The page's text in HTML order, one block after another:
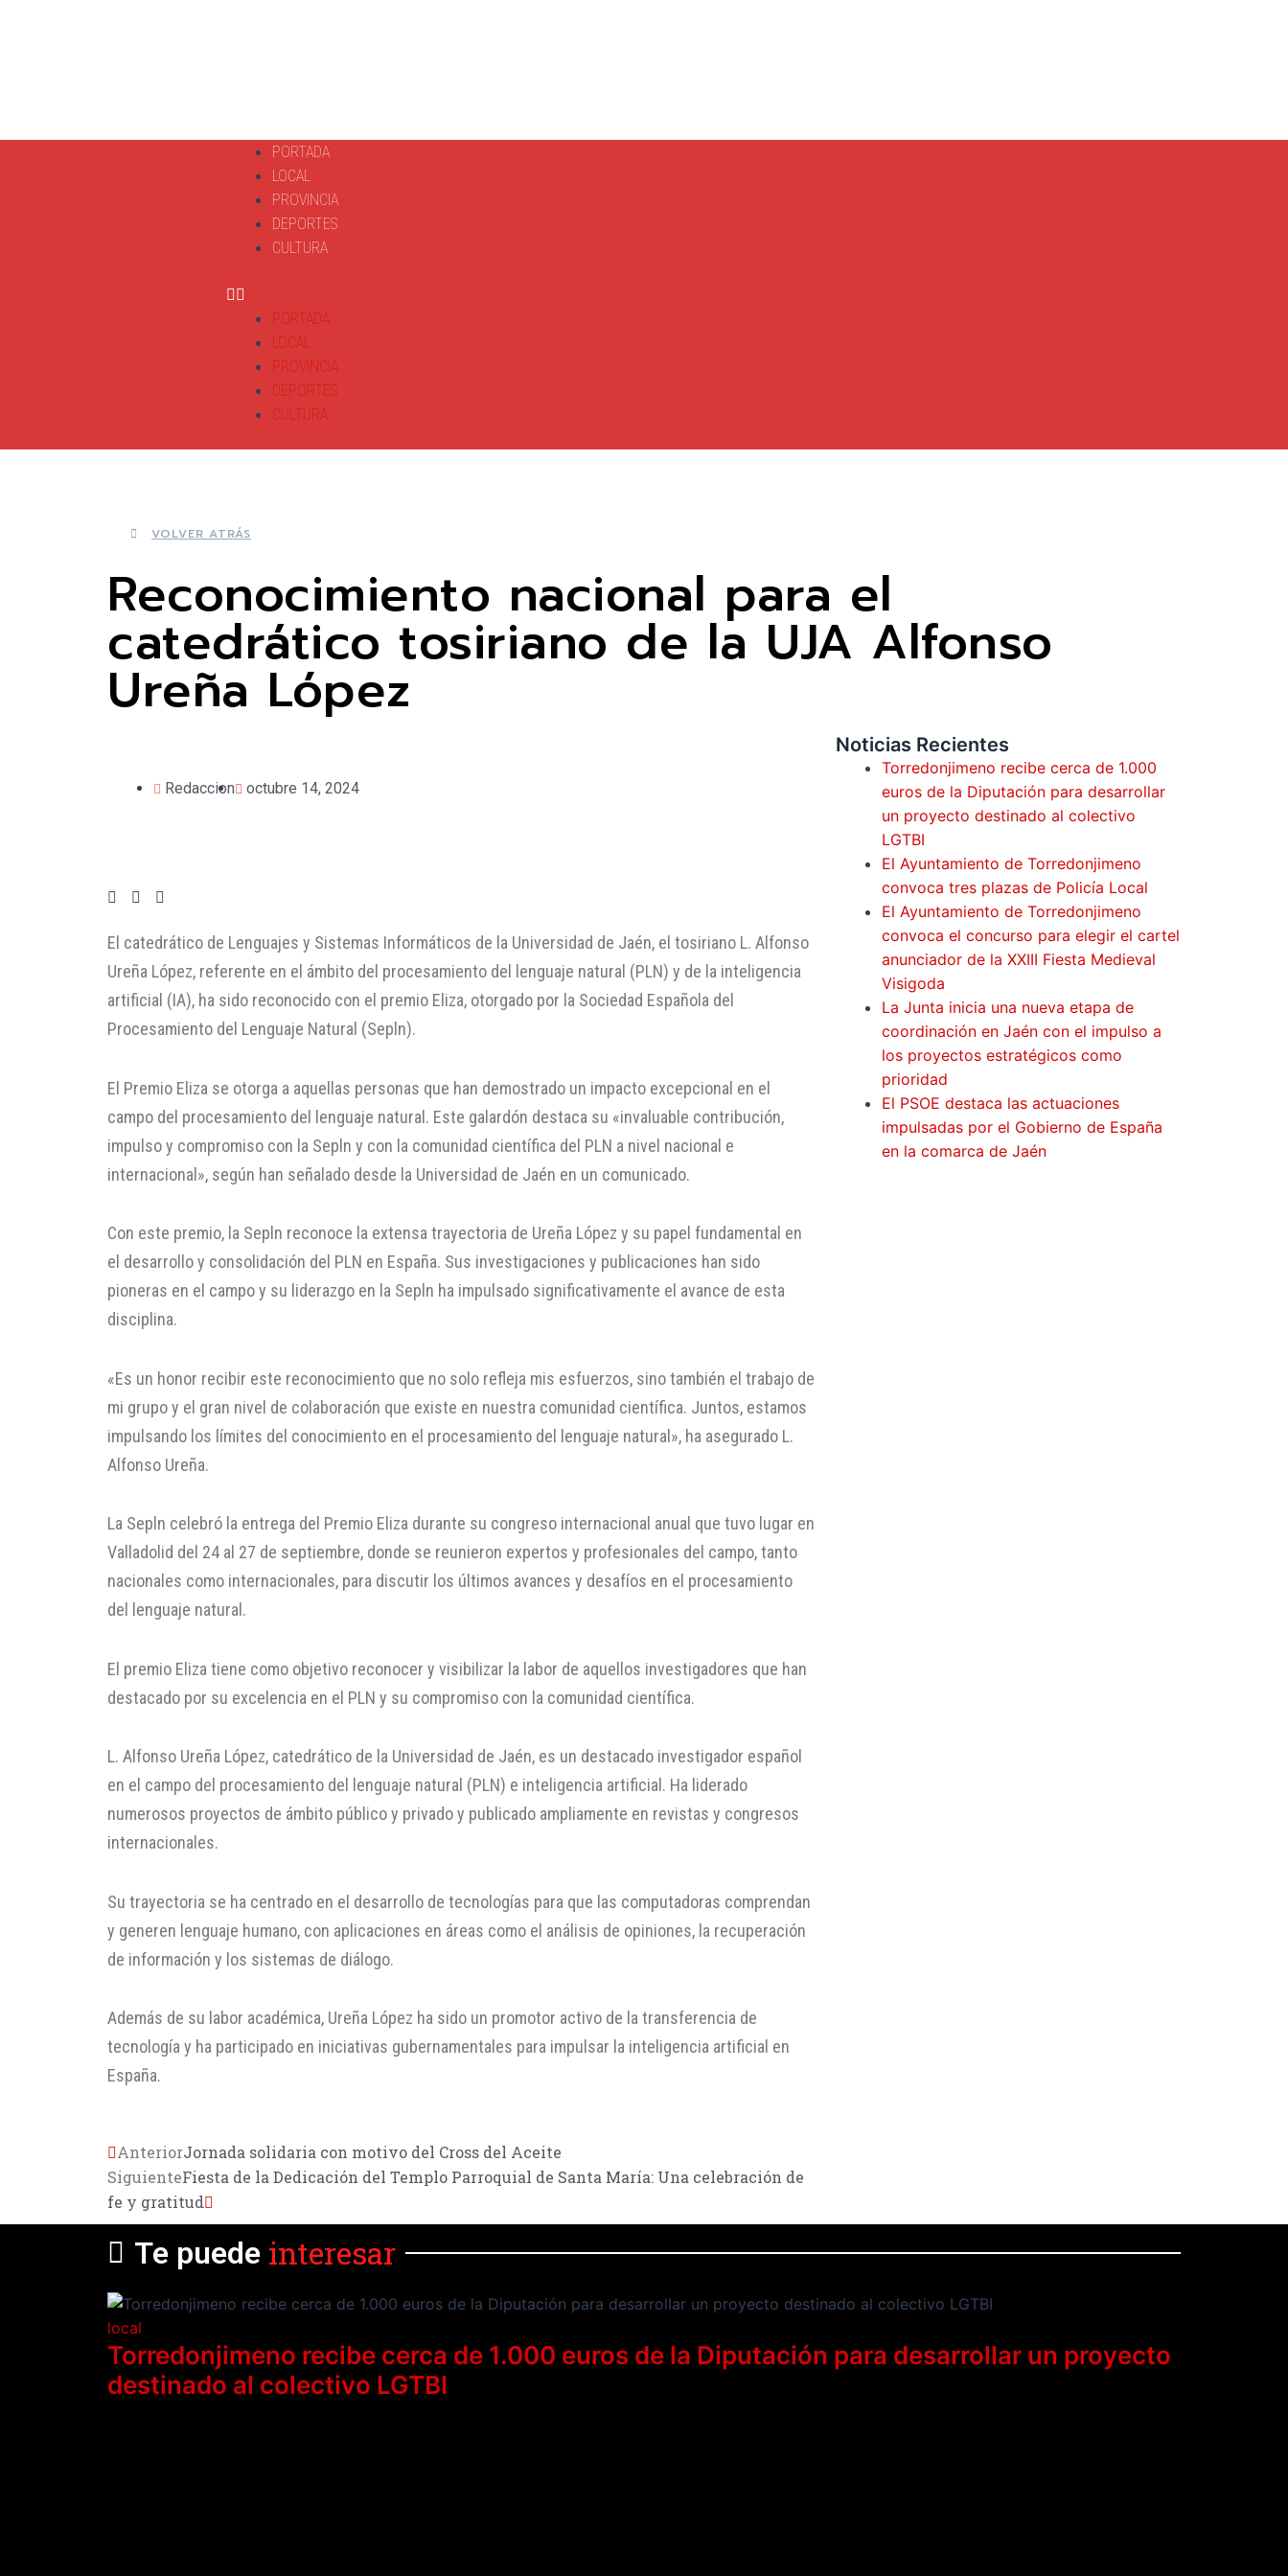
PORTADA
LOCAL
PROVINCIA
DEPORTES
CULTURA
PORTADA
LOCAL
PROVINCIA
DEPORTES
CULTURA
VOLVER ATRÁS
Reconocimiento nacional para el
catedrático tosiriano de la UJA Alfonso
Ureña López
Redaccion octubre 14, 2024
El catedrático de Lenguajes y Sistemas Informáticos de la Universidad de Jaén, el tosiriano L. Alfonso
Ureña López, referente en el ámbito del procesamiento del lenguaje natural (PLN) y de la inteligencia
artificial (IA), ha sido reconocido con el premio Eliza, otorgado por la Sociedad Española del
Procesamiento del Lenguaje Natural (Sepln).
El Premio Eliza se otorga a aquellas personas que han demostrado un impacto excepcional en el
campo del procesamiento del lenguaje natural. Este galardón destaca su «invaluable contribución,
impulso y compromiso con la Sepln y con la comunidad científica del PLN a nivel nacional e
internacional», según han señalado desde la Universidad de Jaén en un comunicado.
Con este premio, la Sepln reconoce la extensa trayectoria de Ureña López y su papel fundamental en
el desarrollo y consolidación del PLN en España. Sus investigaciones y publicaciones han sido
pioneras en el campo y su liderazgo en la Sepln ha impulsado significativamente el avance de esta
disciplina.
«Es un honor recibir este reconocimiento que no solo refleja mis esfuerzos, sino también el trabajo de
mi grupo y el gran nivel de colaboración que existe en nuestra comunidad científica. Juntos, estamos
impulsando los límites del conocimiento en el procesamiento del lenguaje natural», ha asegurado L.
Alfonso Ureña.
La Sepln celebró la entrega del Premio Eliza durante su congreso internacional anual que tuvo lugar en
Valladolid del 24 al 27 de septiembre, donde se reunieron expertos y profesionales del campo, tanto
nacionales como internacionales, para discutir los últimos avances y desafíos en el procesamiento
del lenguaje natural.
El premio Eliza tiene como objetivo reconocer y visibilizar la labor de aquellos investigadores que han
destacado por su excelencia en el PLN y su compromiso con la comunidad científica.
L. Alfonso Ureña López, catedrático de la Universidad de Jaén, es un destacado investigador español
en el campo del procesamiento del lenguaje natural (PLN) e inteligencia artificial. Ha liderado
numerosos proyectos de ámbito público y privado y publicado ampliamente en revistas y congresos
internacionales.
Su trayectoria se ha centrado en el desarrollo de tecnologías para que las computadoras comprendan
y generen lenguaje humano, con aplicaciones en áreas como el análisis de opiniones, la recuperación
de información y los sistemas de diálogo.
Además de su labor académica, Ureña López ha sido un promotor activo de la transferencia de
tecnología y ha participado en iniciativas gubernamentales para impulsar la inteligencia artificial en
España.
AnteriorJornada solidaria con motivo del Cross del Aceite
SiguienteFiesta de la Dedicación del Templo Parroquial de Santa María: Una celebración de
fe y gratitud
Noticias Recientes
Torredonjimeno recibe cerca de 1.000
euros de la Diputación para desarrollar
un proyecto destinado al colectivo
LGTBI
El Ayuntamiento de Torredonjimeno
convoca tres plazas de Policía Local
El Ayuntamiento de Torredonjimeno
convoca el concurso para elegir el cartel
anunciador de la XXIII Fiesta Medieval
Visigoda
La Junta inicia una nueva etapa de
coordinación en Jaén con el impulso a
los proyectos estratégicos como
prioridad
El PSOE destaca las actuaciones
impulsadas por el Gobierno de España
en la comarca de Jaén
Te puede interesar
local
Torredonjimeno recibe cerca de 1.000 euros de la Diputación para desarrollar un proyecto
destinado al colectivo LGTBI